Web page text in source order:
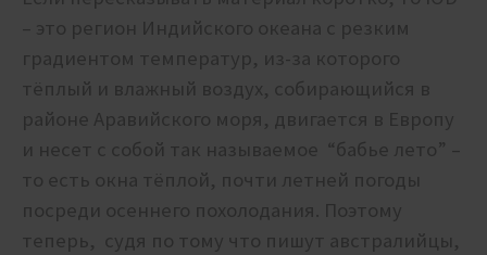
– это регион Индийского океана с резким
градиентом температур, из-за которого
тёплый и влажный воздух, собирающийся в
районе Аравийского моря, двигается в Европу
и несет с собой так называемое “бабье лето” –
то есть окна тёплой, почти летней погоды
посреди осеннего похолодания. Поэтому
теперь, судя по тому что пишут австралийцы,